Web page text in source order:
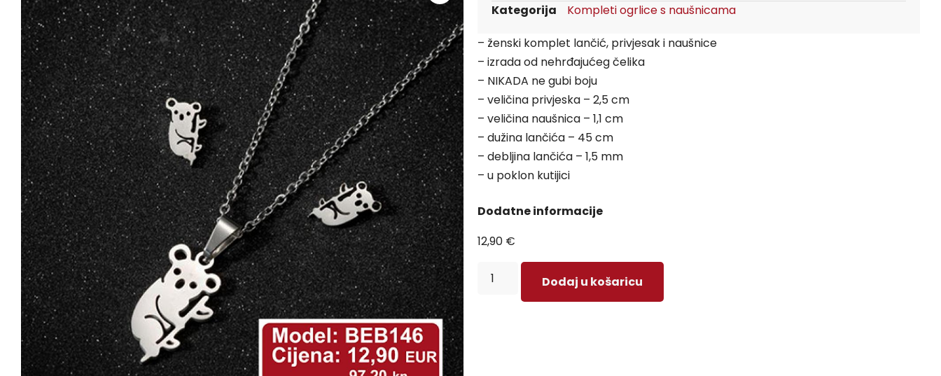
Kategorija Kompleti ogrlice s naušnicama
– ženski komplet lančić, privjesak i naušnice
– izrada od nehrđajućeg čelika
– NIKADA ne gubi boju
– veličina privjeska – 2,5 cm
– veličina naušnica – 1,1 cm
– dužina lančića – 45 cm
– debljina lančića – 1,5 mm
– u poklon kutijici
Dodatne informacije
12,90 €
Dodaj u košaricu